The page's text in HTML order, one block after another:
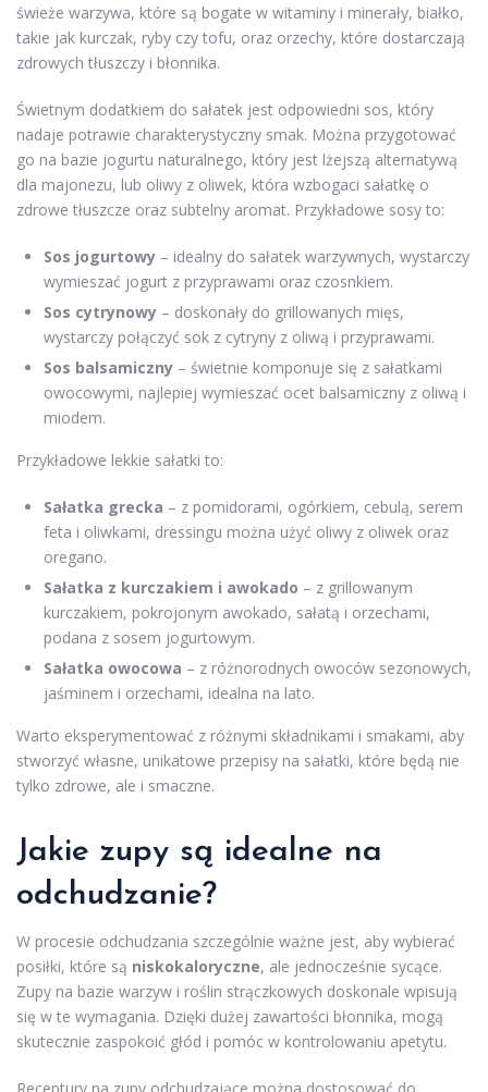
świeże warzywa, które są bogate w witaminy i minerały, białko,
takie jak kurczak, ryby czy tofu, oraz orzechy, które dostarczają
zdrowych tłuszczy i błonnika.
Świetnym dodatkiem do sałatek jest odpowiedni sos, który
nadaje potrawie charakterystyczny smak. Można przygotować
go na bazie jogurtu naturalnego, który jest lżejszą alternatywą
dla majonezu, lub oliwy z oliwek, która wzbogaci sałatkę o
zdrowe tłuszcze oraz subtelny aromat. Przykładowe sosy to:
Sos jogurtowy – idealny do sałatek warzywnych, wystarczy
wymieszać jogurt z przyprawami oraz czosnkiem.
Sos cytrynowy – doskonały do grillowanych mięs,
wystarczy połączyć sok z cytryny z oliwą i przyprawami.
Sos balsamiczny – świetnie komponuje się z sałatkami
owocowymi, najlepiej wymieszać ocet balsamiczny z oliwą i
miodem.
Przykładowe lekkie sałatki to:
Sałatka grecka – z pomidorami, ogórkiem, cebulą, serem
feta i oliwkami, dressingu można użyć oliwy z oliwek oraz
oregano.
Sałatka z kurczakiem i awokado – z grillowanym
kurczakiem, pokrojonym awokado, sałatą i orzechami,
podana z sosem jogurtowym.
Sałatka owocowa – z różnorodnych owoców sezonowych,
jaśminem i orzechami, idealna na lato.
Warto eksperymentować z różnymi składnikami i smakami, aby
stworzyć własne, unikatowe przepisy na sałatki, które będą nie
tylko zdrowe, ale i smaczne.
Jakie zupy są idealne na
odchudzanie?
W procesie odchudzania szczególnie ważne jest, aby wybierać
posiłki, które są niskokaloryczne, ale jednocześnie sycące.
Zupy na bazie warzyw i roślin strączkowych doskonale wpisują
się w te wymagania. Dzięki dużej zawartości błonnika, mogą
skutecznie zaspokoić głód i pomóc w kontrolowaniu apetytu.
Receptury na zupy odchudzające można dostosować do